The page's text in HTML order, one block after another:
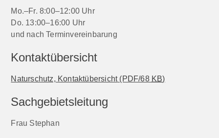
Mo.–Fr. 8:00–12:00 Uhr
Do. 13:00–16:00 Uhr
und nach Terminvereinbarung
Kontaktübersicht
Naturschutz, Kontaktübersicht(PDF/68 KB)
Sachgebietsleitung
Frau Stephan